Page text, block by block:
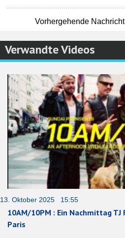
Vorhergehende Nachricht
Verwandte Videos
13. Oktober 2025 15:55
10AM/10PM : Ein Nachmittag TJ
Paris